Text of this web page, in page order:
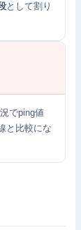
として割り
でping値
と比較にな